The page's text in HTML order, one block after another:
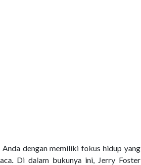
dengan memiliki fokus hidup yang
Di dalam bukunya ini, Jerry Foster